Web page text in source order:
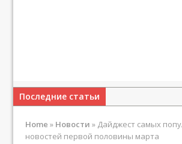
Последние статьи
Home » Новости » Дайджест самых
новостей первой половины марта